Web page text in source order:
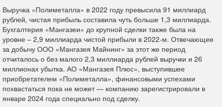
Выручка «Полиметалла» в 2022 году превысила 91 миллиард
рублей, чистая прибыль составила чуть больше 1,3 миллиарда.
Бухгалтерия «Мангазеи» до крупной сделки также была на
уровне – 2,9 миллиарда чистой прибыли в 2022-м. Отвечающее
за добычу ООО «Мангазея Майнинг» за этот же период
отчиталось о без малого 2,3 миллиарда рублей выручки и 26
миллионах убытка. АО «Мангазея Плюс», выступившее
приобретателем «Полиметалла», финансовыми успехами
похвастаться пока не может — компанию зарегистрировали в
январе 2024 года специально под сделку.